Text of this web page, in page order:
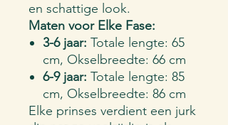
en schattige look.
Maten voor Elke Fase:
3-6 jaar: Totale lengte: 65
cm, Okselbreedte: 66 cm
6-9 jaar: Totale lengte: 85
cm, Okselbreedte: 86 cm
Elke prinses verdient een jurk